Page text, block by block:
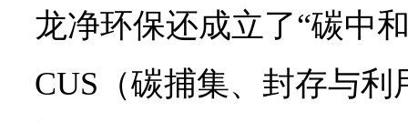
龙净环保还成立了“碳中
CUS（碳捕集、封存与